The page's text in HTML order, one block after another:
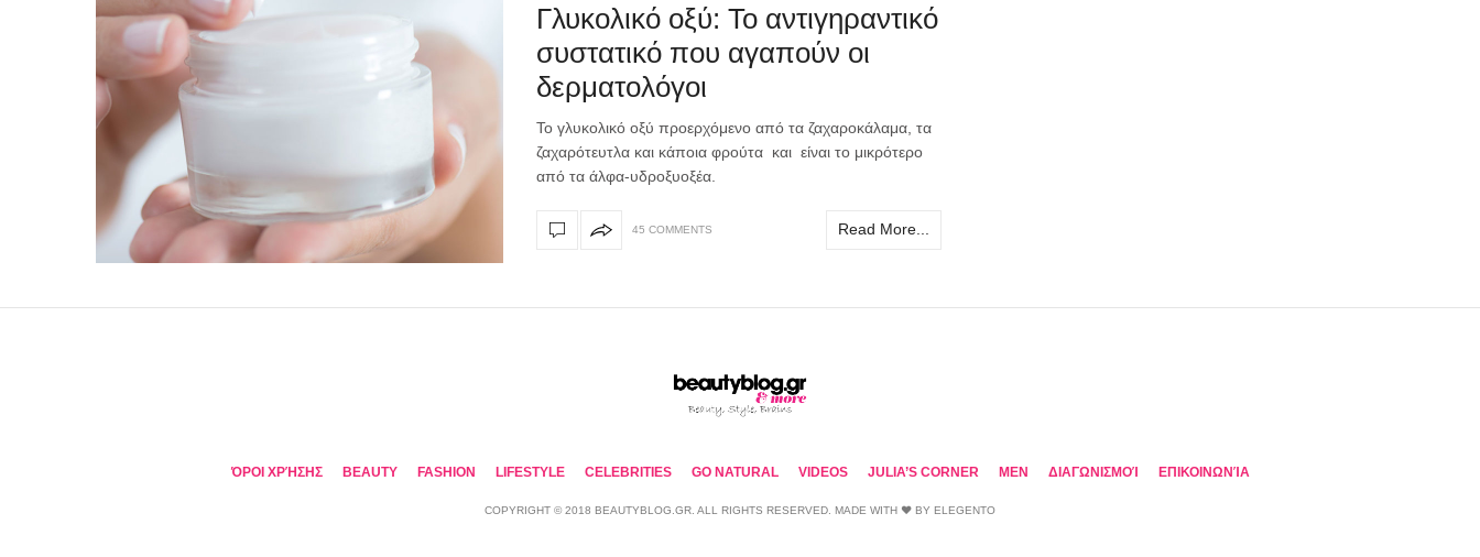
Γλυκολικό οξύ: Το αντιγηραντικό
συστατικό που αγαπούν οι
δερματολόγοι
Το γλυκολικό οξύ προερχόμενο από τα ζαχαροκάλαμα, τα
ζαχαρότευτλα και κάποια φρούτα και είναι το μικρότερο
από τα άλφα-υδροξυοξέα.
45 COMMENTS Read More...
ΌΡΟΙ ΧΡΉΣΗΣ BEAUTY FASHION LIFESTYLE CELEBRITIES GO NATURAL VIDEOS JULIA’S CORNER MEN ΔΙΑΓΩΝΙΣΜΟΊ ΕΠΙΚΟΙΝΩΝΊΑ
COPYRIGHT © 2018 BEAUTYBLOG.GR. ALL RIGHTS RESERVED. MADE WITH ❤ BY ELEGENTO